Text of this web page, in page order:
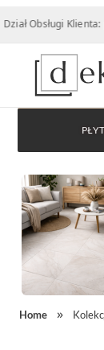
Klienta: pn-pt
Home